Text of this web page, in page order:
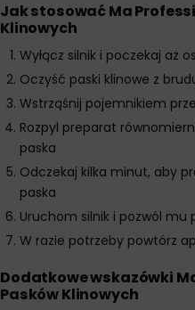
Jak stosować Ma
Klinowych
Wyłącz silnik i poczekaj aż
Oczyść paski klinowe z
Wstrząśnij pojemnikiem
Rozpyl preparat
paska
Odczekaj kilka minut, aby
paska
Uruchom silnik i pozwól
W razie potrzeby powtórz
Dodatkowe wskazówki
Pasków Klinowych